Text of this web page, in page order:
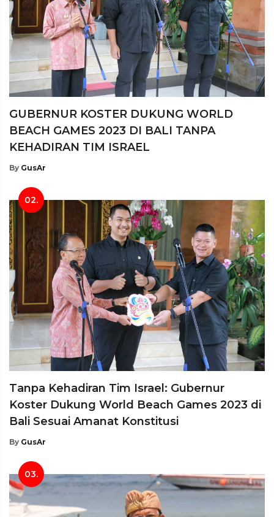
GUBERNUR KOSTER DUKUNG WORLD
BEACH GAMES 2023 DI BALI TANPA
KEHADIRAN TIM ISRAEL
By GusAr
02.
Tanpa Kehadiran Tim Israel: Gubernur
Koster Dukung World Beach Games 2023 di
Bali Sesuai Amanat Konstitusi
By GusAr
03.